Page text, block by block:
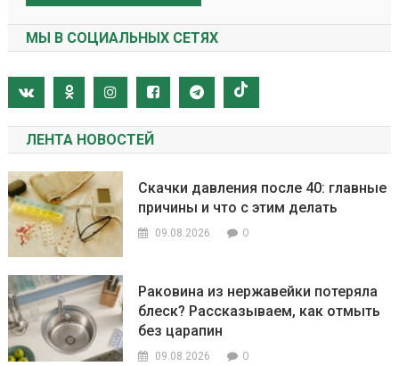
МЫ В СОЦИАЛЬНЫХ СЕТЯХ
ЛЕНТА НОВОСТЕЙ
Скачки давления после 40: главные
причины и что с этим делать
09.08.2026 0
Раковина из нержавейки потеряла
блеск? Рассказываем, как отмыть
без царапин
09.08.2026 0